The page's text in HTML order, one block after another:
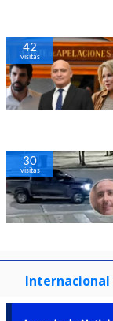
42
visitas
30
visitas
Internacional